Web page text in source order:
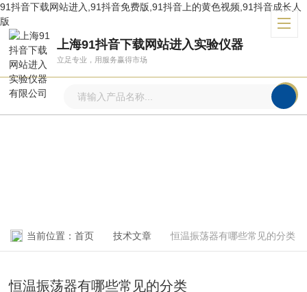
91抖音下载网站进入,91抖音免费版,91抖音上的黄色视频,91抖音成长人
版
上海91抖音下载网站进入实验仪器
立足专业，用服务赢得市场
当前位置： 首页 技术文章 恒温振荡器有哪些常见的分类
恒温振荡器有哪些常见的分类